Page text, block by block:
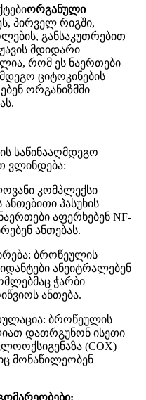
ორგანული
პირველ რიგში,
განსაკუთრებით
მდიდარი
რომ ეს ნაერთები
ციტოკინების
ორგანიზმში
საწინააღმდეგო
ვლინდება:
კომპლექსი
პასუხის
აფერხებენ NF-
ანთებას.
ბროწეულის
ანეიტრალებენ
ჭარბი
ანთება.
ბროწეულის
დათრგუნონ ისეთი
(COX)
მონაწილეობენ